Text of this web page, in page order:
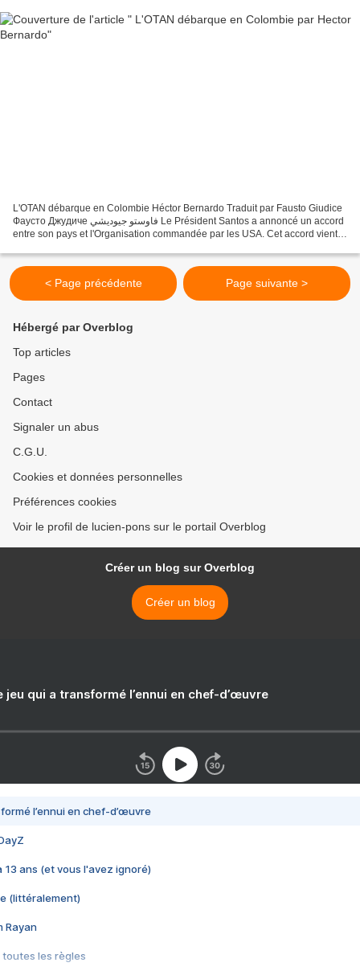
L'OTAN débarque en Colombie Héctor Bernardo Traduit par Fausto Giudice
Фаусто Джудиче فاوستو جيوديشي Le Président Santos a annoncé un accord
entre son pays et l'Organisation commandée par les USA. Cet accord vient
< Page précédente Page suivante >
Hébergé par Overblog
Top articles
Pages
Contact
Signaler un abus
C.G.U.
Cookies et données personnelles
Préférences cookies
Voir le profil de lucien-pons sur le portail Overblog
Créer un blog sur Overblog
Créer un blog
jeu qui a transformé l’ennui en chef-d’œuvre
l’ennui en chef-d’œuvre
13 ans (et vous l'avez ignoré)
(littéralement)
Rayan
toutes les règles